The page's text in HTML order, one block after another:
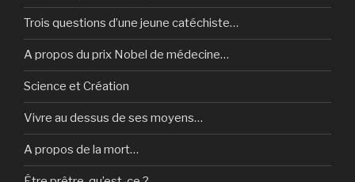
Trois questions d’une jeune catéchiste…
A propos du prix Nobel de médecine…
Science et Création
Vivre au dessus de ses moyens…
A propos de la mort…